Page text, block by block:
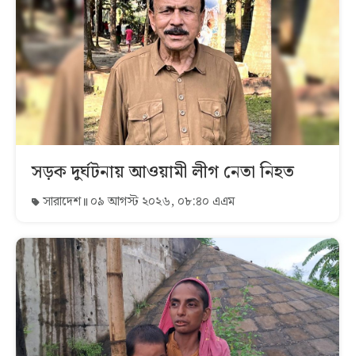
সড়ক দুর্ঘটনায় আওয়ামী লীগ নেতা নিহত
সারাদেশ ০৯ আগস্ট ২০২৬, ০৮:৪০ এএম